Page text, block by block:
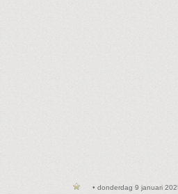
• donderdag 9 januari